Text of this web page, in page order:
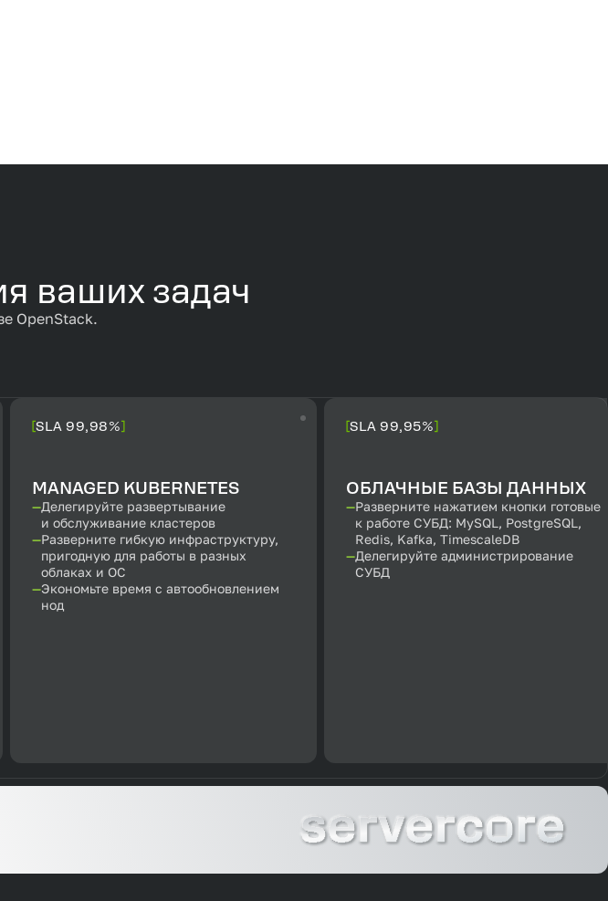
ваших задач
OpenStack.
SLA 99,98%
MANAGED KUBERNETES
Делегируйте развертывание
и обслуживание кластеров
Разверните гибкую инфраструктуру,
пригодную для работы в разных
облаках и ОС
Экономьте время с автообновлением
нод
SLA 99,95%
ОБЛАЧНЫЕ БАЗЫ ДАННЫХ
Разверните нажатием кнопки готовые
к работе СУБД: MySQL, PostgreSQL,
Redis, Kafka, TimescaleDB
Делегируйте администрирование
СУБД